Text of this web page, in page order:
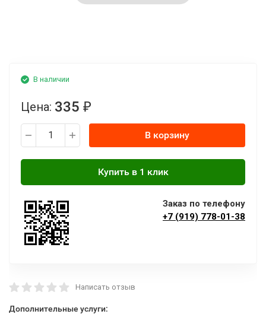
В наличии
Цена: 335 ₽
В корзину
Заказ по телефону
+7 (919) 778-01-38
Написать отзыв
Дополнительные услуги: